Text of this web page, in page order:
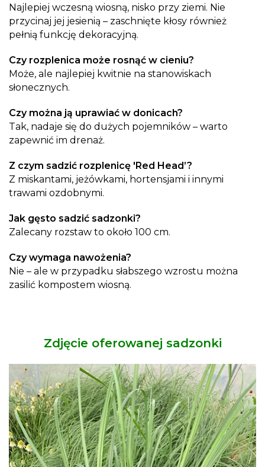
Najlepiej wczesną wiosną, nisko przy ziemi. Nie
przycinaj jej jesienią – zaschnięte kłosy również
pełnią funkcję dekoracyjną.
Czy rozplenica może rosnąć w cieniu?
Może, ale najlepiej kwitnie na stanowiskach
słonecznych.
Czy można ją uprawiać w donicach?
Tak, nadaje się do dużych pojemników – warto
zapewnić im drenaż.
Z czym sadzić rozplenicę 'Red Head’?
Z miskantami, jeżówkami, hortensjami i innymi
trawami ozdobnymi.
Jak gęsto sadzić sadzonki?
Zalecany rozstaw to około 100 cm.
Czy wymaga nawożenia?
Nie – ale w przypadku słabszego wzrostu można
zasilić kompostem wiosną.
Zdjęcie oferowanej sadzonki